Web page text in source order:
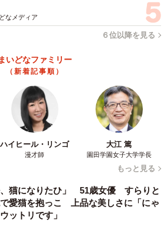
なメディア
６位以降を見る
まいどなファミリー
（新着記事順）
ハイヒール・リンゴ
漫才師
大江 篤
園田学園女子大学学長
もっと見る
、猫になりたひ」 51歳女優 すらりと
で愛猫を抱っこ 上品な美しさに「にゃ
ットリです」